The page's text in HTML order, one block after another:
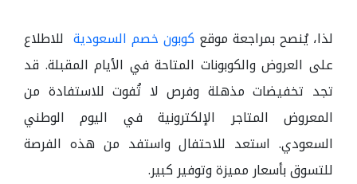
لذا، يُنصح بمراجعة موقع كوبون خصم السعودية للاطلاع
على العروض والكوبونات المتاحة في الأيام المقبلة. قد
تجد تخفيضات مذهلة وفرص لا تُفوت للاستفادة من
المعروض المتاجر الإلكترونية في اليوم الوطني
السعودي. استعد للاحتفال واستفد من هذه الفرصة
للتسوق بأسعار مميزة وتوفير كبير.